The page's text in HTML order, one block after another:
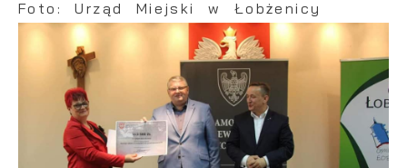
Foto: Urząd Miejski w Łobżenicy